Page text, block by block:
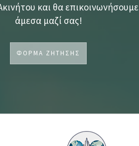
και θα επικοινωνήσουμε
άμεσα μαζί σας!
ΦΟΡΜΑ ΖΗΤΗΣΗΣ